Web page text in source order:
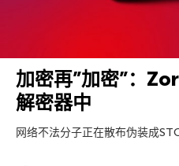
加密再”加密”：
解密器中
网络不法分子正在散布伪装成